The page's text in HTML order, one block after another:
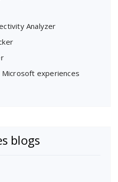
Analyzer
experiences
blogs